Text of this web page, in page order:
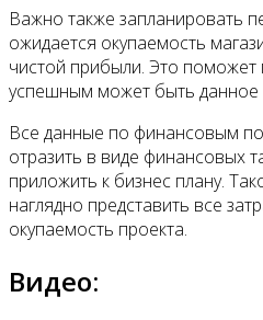
Важно также запланировать
ожидается окупаемость
чистой прибыли. Это поможет
успешным может быть данное
Все данные по финансовым
отразить в виде финансовых
приложить к бизнес плану.
наглядно представить все
окупаемость проекта.
Видео: